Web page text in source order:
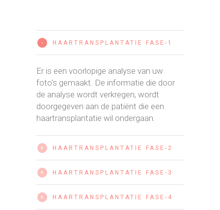
- HAARTRANSPLANTATIE FASE-1
Er is een voorlopige analyse van uw
foto's gemaakt. De informatie die door
de analyse wordt verkregen, wordt
doorgegeven aan de patiënt die een
haartransplantatie wil ondergaan.
+ HAARTRANSPLANTATIE FASE-2
+ HAARTRANSPLANTATIE FASE-3
+ HAARTRANSPLANTATIE FASE-4